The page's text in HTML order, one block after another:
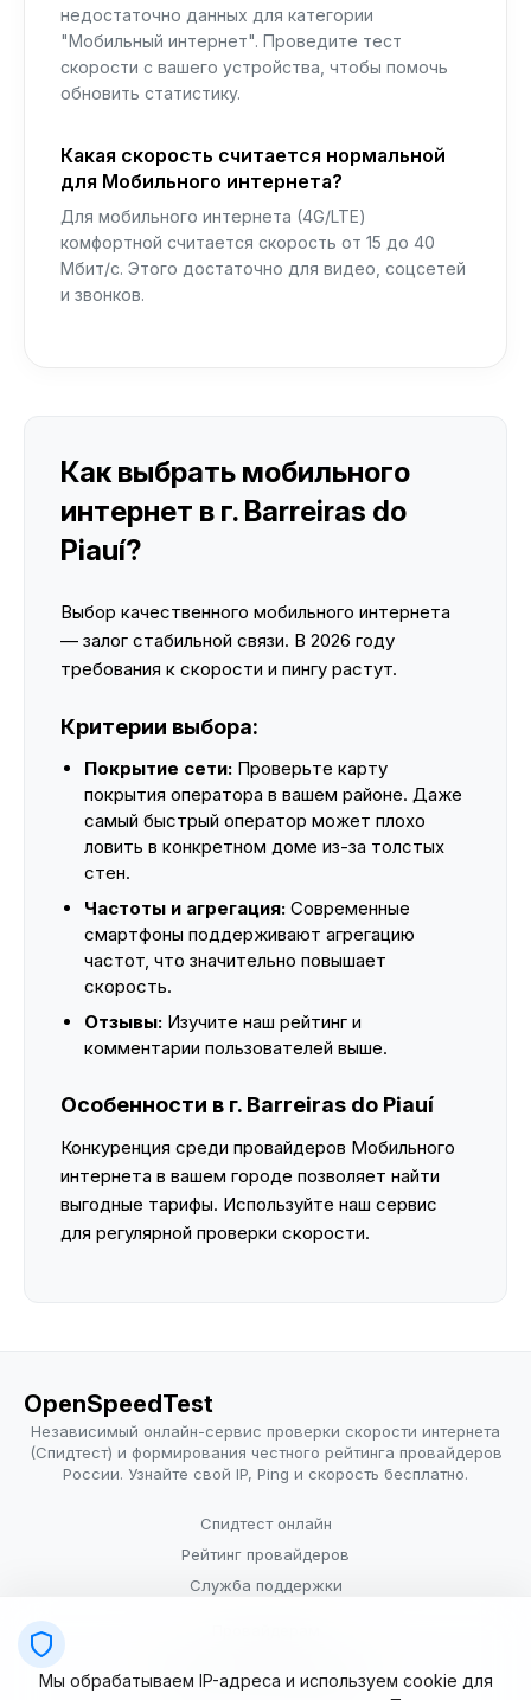
недостаточно данных для категории
"Мобильный интернет". Проведите тест
скорости с вашего устройства, чтобы помочь
обновить статистику.
Какая скорость считается нормальной
для Мобильного интернета?
Для мобильного интернета (4G/LTE)
комфортной считается скорость от 15 до 40
Мбит/с. Этого достаточно для видео, соцсетей
и звонков.
Как выбрать мобильного
интернет в г. Barreiras do
Piauí?
Выбор качественного мобильного интернета
— залог стабильной связи. В 2026 году
требования к скорости и пингу растут.
Критерии выбора:
Покрытие сети: Проверьте карту
покрытия оператора в вашем районе. Даже
самый быстрый оператор может плохо
ловить в конкретном доме из-за толстых
стен.
Частоты и агрегация: Современные
смартфоны поддерживают агрегацию
частот, что значительно повышает
скорость.
Отзывы: Изучите наш рейтинг и
комментарии пользователей выше.
Особенности в г. Barreiras do Piauí
Конкуренция среди провайдеров Мобильного
интернета в вашем городе позволяет найти
выгодные тарифы. Используйте наш сервис
для регулярной проверки скорости.
OpenSpeedTest
Независимый онлайн-сервис проверки скорости интернета
(Спидтест) и формирования честного рейтинга провайдеров
России. Узнайте свой IP, Ping и скорость бесплатно.
Спидтест онлайн
Рейтинг провайдеров
Служба поддержки
Условия использования
Мы обрабатываем IP-адреса и используем cookie для